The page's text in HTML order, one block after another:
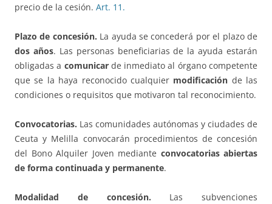
precio de la cesión. Art. 11.
Plazo de concesión. La ayuda se concederá por el plazo de
dos años. Las personas beneficiarias de la ayuda estarán
obligadas a comunicarde inmediato al órgano competente
que se la haya reconocido cualquier modificación de las
condiciones o requisitos que motivaron tal reconocimiento.
Convocatorias. Las comunidades autónomas y ciudades de
Ceuta y Melilla convocarán procedimientos de concesión
del Bono Alquiler Joven mediante convocatorias abiertas
de forma continuada y permanente.
Modalidad de concesión. Las subvenciones